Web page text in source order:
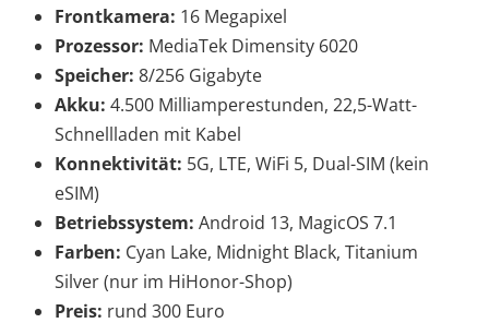
Frontkamera: 16 Megapixel
Prozessor: MediaTek Dimensity 6020
Speicher: 8/256 Gigabyte
Akku: 4.500 Milliamperestunden, 22,5-Watt-
Schnellladen mit Kabel
Konnektivität: 5G, LTE, WiFi 5, Dual-SIM (kein
eSIM)
Betriebssystem: Android 13, MagicOS 7.1
Farben: Cyan Lake, Midnight Black, Titanium
Silver (nur im HiHonor-Shop)
Preis: rund 300 Euro